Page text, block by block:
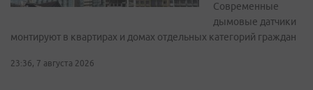
Современные
дымовые датчики
монтируют в квартирах и домах отдельных категорий граждан
23:36, 7 августа 2026